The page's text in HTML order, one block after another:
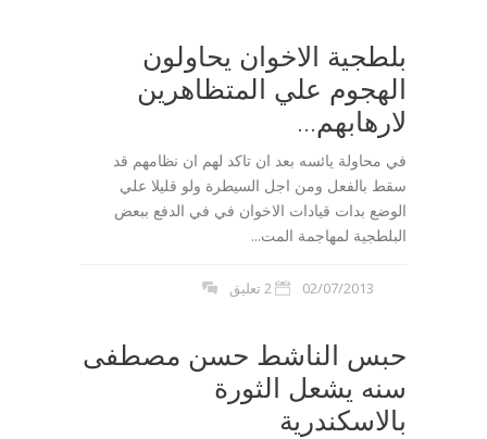
بلطجية الاخوان يحاولون
الهجوم علي المتظاهرين
لارهابهم...
في محاولة يائسه بعد ان تاكد لهم ان نظامهم قد
سقط بالفعل ومن اجل السيطرة ولو قليلا علي
الوضع بدات قيادات الاخوان في في الدفع ببعض
البلطجية لمهاجمة المت...
02/07/2013 2 تعليق
حبس الناشط حسن مصطفى
سنه يشعل الثورة
بالاسكندرية